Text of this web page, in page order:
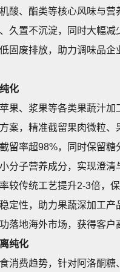
酸、酯类等核心风味与营
久置不沉淀，同时大幅减
固废排放，助力调味品企
化
果、浆果等各类果蔬汁加
案，精准截留果肉微粒、
留率超98%，同时保留糖
分子营养成分，实现澄清
较传统工艺提升2-3倍，
定性，助力果蔬深加工产
落地海外市场，获得客户
纯化
消费趋势，针对阿洛酮糖